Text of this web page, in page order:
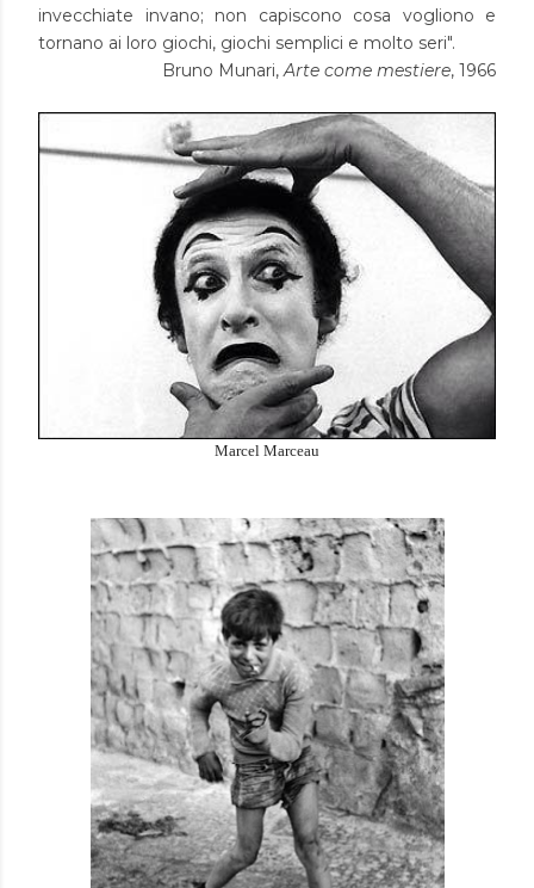
invecchiate invano; non capiscono cosa vogliono e
tornano ai loro giochi, giochi semplici e molto seri".
Bruno Munari,Arte come mestiere, 1966
Marcel Marceau